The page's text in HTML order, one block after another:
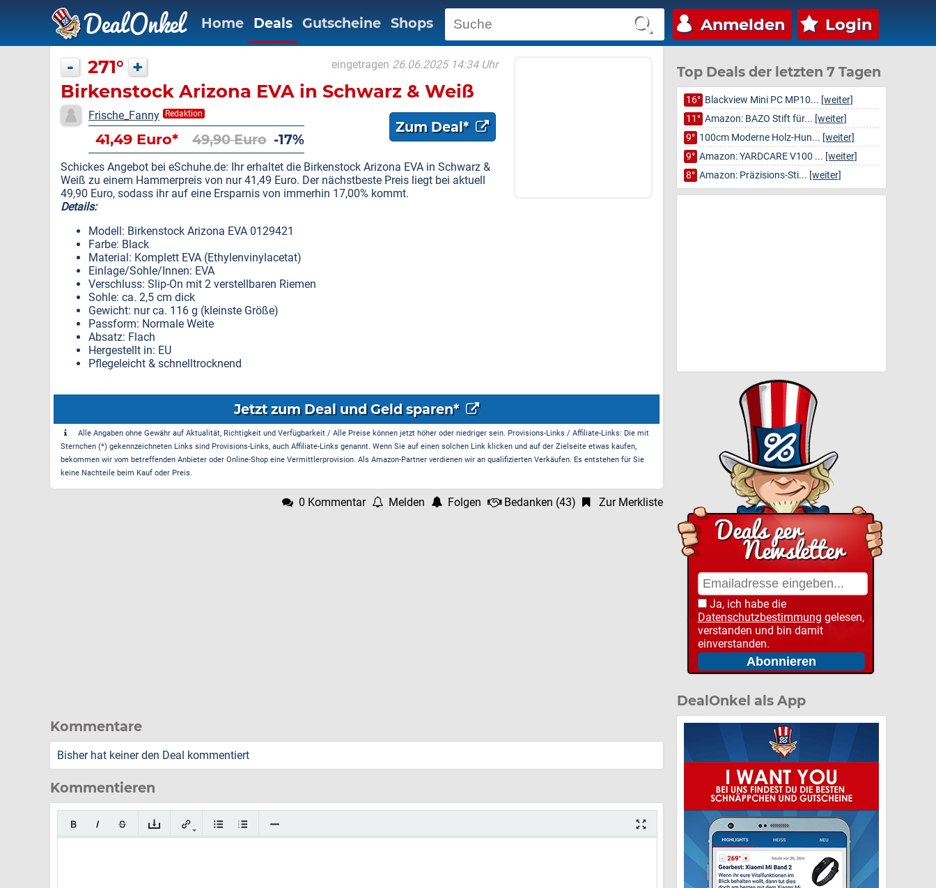
Anmelden Login
Home Deals Gutscheine Shops
- 271° + eingetragen 26.06.2025 14:34 Uhr
Birkenstock Arizona EVA in Schwarz & Weiß
Frische_Fanny Redaktion
Zum Deal*
41,49 Euro* 49,90 Euro -17%
Schickes Angebot bei eSchuhe.de: Ihr erhaltet die Birkenstock Arizona EVA in Schwarz &
Weiß zu einem Hammerpreis von nur 41,49 Euro. Der nächstbeste Preis liegt bei aktuell
49,90 Euro, sodass ihr auf eine Ersparnis von immerhin 17,00% kommt.
Details:
Modell: Birkenstock Arizona EVA 0129421
Farbe: Black
Material: Komplett EVA (Ethylenvinylacetat)
Einlage/Sohle/Innen: EVA
Verschluss: Slip-On mit 2 verstellbaren Riemen
Sohle: ca. 2,5 cm dick
Gewicht: nur ca. 116 g (kleinste Größe)
Passform: Normale Weite
Absatz: Flach
Hergestellt in: EU
Pflegeleicht & schnelltrocknend
Jetzt zum Deal und Geld sparen*
Alle Angaben ohne Gewähr auf Aktualität, Richtigkeit und Verfügbarkeit / Alle Preise können jetzt höher oder niedriger sein. Provisions-Links / Affiliate-Links: Die mit
Sternchen (*) gekennzeichneten Links sind Provisions-Links, auch Affiliate-Links genannt. Wenn Sie auf einen solchen Link klicken und auf der Zielseite etwas kaufen,
bekommen wir vom betreffenden Anbieter oder Online-Shop eine Vermittlerprovision. Als Amazon-Partner verdienen wir an qualifizierten Verkäufen. Es entstehen für Sie
keine Nachteile beim Kauf oder Preis.
0 Kommentar Melden Folgen Bedanken (43) Zur Merkliste
Kommentare
Bisher hat keiner den Deal kommentiert
Kommentieren
Top Deals der letzten 7 Tagen
16° Blackview Mini PC MP10... [weiter]
11° Amazon: BAZO Stift für... [weiter]
9° 100cm Moderne Holz-Hun... [weiter]
9° Amazon: YARDCARE V100 ... [weiter]
8° Amazon: Präzisions-Sti... [weiter]
Ja, ich habe die
Datenschutzbestimmung gelesen,
verstanden und bin damit
einverstanden.
DealOnkel als App